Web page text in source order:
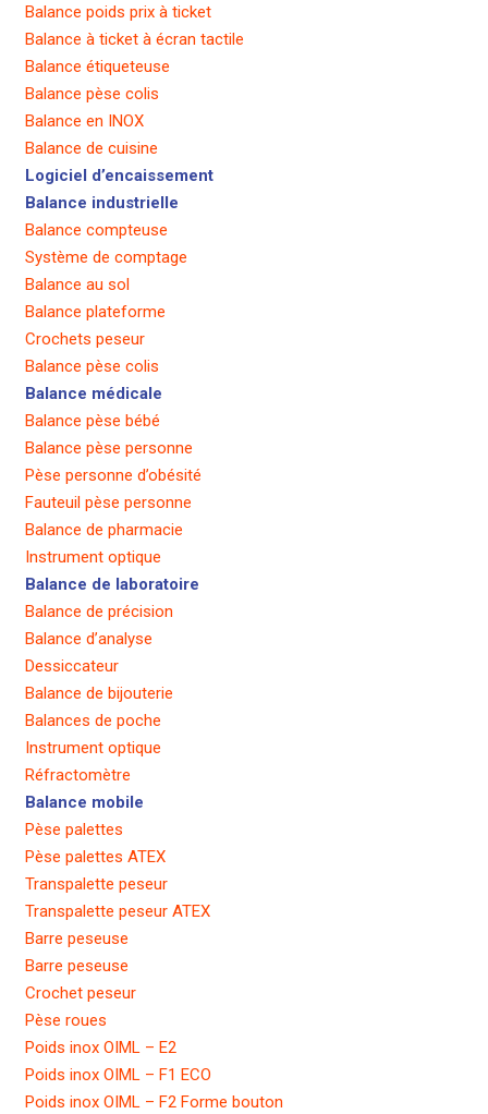
Balance poids prix à ticket
Balance à ticket à écran tactile
Balance étiqueteuse
Balance pèse colis
Balance en INOX
Balance de cuisine
Logiciel d’encaissement
Balance industrielle
Balance compteuse
Système de comptage
Balance au sol
Balance plateforme
Crochets peseur
Balance pèse colis
Balance médicale
Balance pèse bébé
Balance pèse personne
Pèse personne d’obésité
Fauteuil pèse personne
Balance de pharmacie
Instrument optique
Balance de laboratoire
Balance de précision
Balance d’analyse
Dessiccateur
Balance de bijouterie
Balances de poche
Instrument optique
Réfractomètre
Balance mobile
Pèse palettes
Pèse palettes ATEX
Transpalette peseur
Transpalette peseur ATEX
Barre peseuse
Barre peseuse
Crochet peseur
Pèse roues
Poids inox OIML – E2
Poids inox OIML – F1 ECO
Poids inox OIML – F2 Forme bouton